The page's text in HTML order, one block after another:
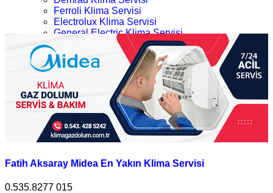
Ferroli Klima Servisi
Electrolux Klima Servisi
General Electric Klima Servisi
LG Klima Servisi
Midea Klima Servisi
Mitsubishi Klima Servisi
Profilo Klima Servisi
İletişim
Fatih Enyakın Midea Klima Servisi
Ana Sayfa
Kategoriler
Fatih Enyakın Midea Klima Servisi
Fatih Aksaray Midea En Yakın Klima Servisi
0.535.8277 015